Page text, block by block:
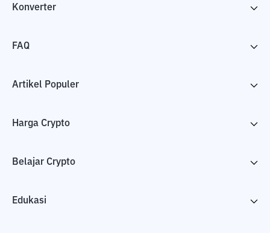
Konverter
FAQ
Artikel Populer
Harga Crypto
Belajar Crypto
Edukasi